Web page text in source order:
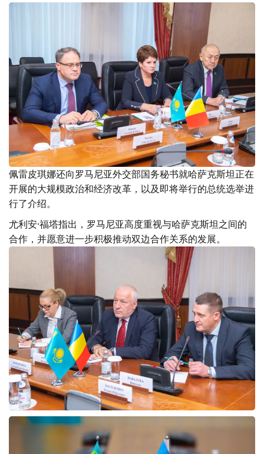
佩雷皮琪娜还向罗马尼亚外交部国务秘书就哈萨克斯坦正在
开展的大规模政治和经济改革，以及即将举行的总统选举进
行了介绍。
尤利安·福塔指出，罗马尼亚高度重视与哈萨克斯坦之间的
合作，并愿意进一步积极推动双边合作关系的发展。